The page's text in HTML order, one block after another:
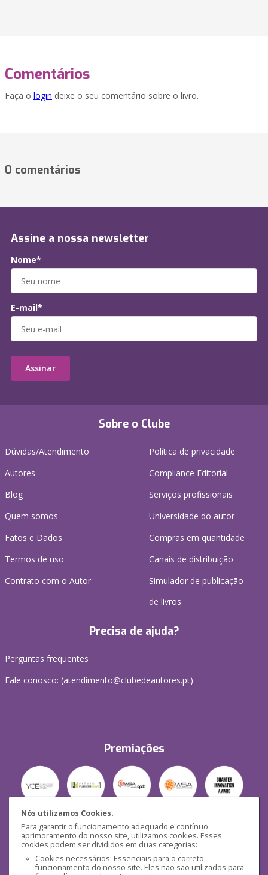
Nós utilizamos Cookies.
Para garantir o funcionamento adequado e contínuo
aprimoramento do nosso site, utilizamos cookies. Esses
cookies podem ser divididos em duas categorias:
Cookies necessários: Essenciais para o correto
funcionamento do nosso site. Eles não são utilizados para
Comentários
Faça o login deixe o seu comentário sobre o livro.
0 comentários
Sobre o Clube
Dúvidas/Atendimento
Autores
Blog
Quem somos
Fatos e Dados
Termos de uso
Contrato com o Autor
Política de privacidade
Compliance Editorial
Serviços profissionais
Universidade do autor
Compras em quantidade
Canais de distribuição
Simulador de publicação
de livros
Precisa de ajuda?
Perguntas frequentes
Fale conosco: (atendimento@clubedeautores.pt)
Premiações
Segurança
Assine a nossa newsletter
Nome*
E-mail*
Assinar